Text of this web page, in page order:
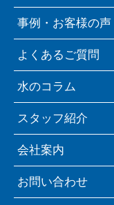
事例・お客様の声
よくあるご質問
水のコラム
スタッフ紹介
会社案内
お問い合わせ